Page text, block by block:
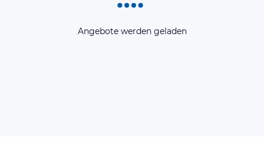
Angebote werden geladen